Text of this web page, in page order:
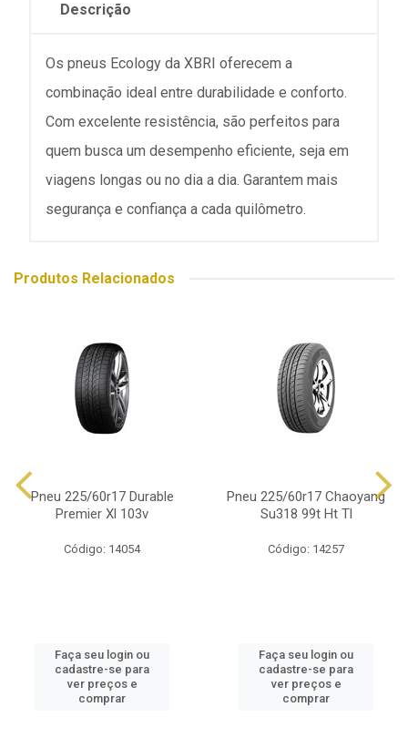
Descrição
Os pneus Ecology da XBRI oferecem a
combinação ideal entre durabilidade e conforto.
Com excelente resistência, são perfeitos para
quem busca um desempenho eficiente, seja em
viagens longas ou no dia a dia. Garantem mais
segurança e confiança a cada quilômetro.
Produtos Relacionados
Pneu 225/60r17 Durable
Premier Xl 103v
Código: 14054
Faça seu login ou
cadastre-se para
ver preços e
comprar
Pneu 225/60r17 Chaoyang
Su318 99t Ht Tl
Código: 14257
Faça seu login ou
cadastre-se para
ver preços e
comprar